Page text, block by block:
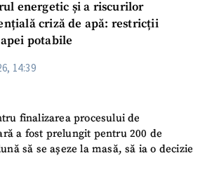
energetic și a riscurilor
criză de apă: restricții
potabile
14:39
finalizarea procesului de
a fost prelungit pentru 200 de
să se așeze la masă, să ia o decizie